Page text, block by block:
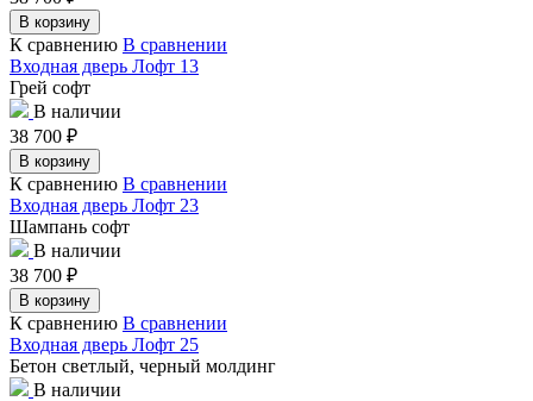
В корзину
К сравнению В сравнении
Входная дверь Лофт 13
Грей софт
В наличии
38 700 ₽
В корзину
К сравнению В сравнении
Входная дверь Лофт 23
Шампань софт
В наличии
38 700 ₽
В корзину
К сравнению В сравнении
Входная дверь Лофт 25
Бетон светлый, черный молдинг
В наличии